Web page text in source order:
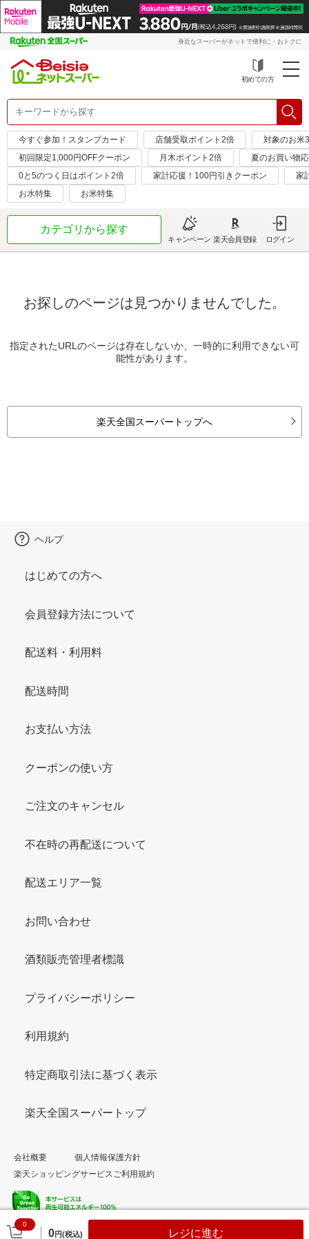
身近なスーパーがネットで便利に・おトクに
初めての方
今すぐ参加！スタンプカード 店舗受取ポイント2倍
対象のお米
初回限定1,000円OFFクーポン
月木ポイント2倍
夏のお買い物
0と5のつく日はポイント2倍
家計応援！100円引きクーポン
家
お水特集
お米特集
カテゴリから探す
キャンペーン 楽天会員登録 ログイン
お探しのページは見つかりませんでした。
指定されたURLのページは存在しないか、一時的に利用できない可
能性があります。
楽天全国スーパートップへ
0
0円(税込) レジに進む
ヘルプ
はじめての方へ
会員登録方法について
配送料・利用料
配送時間
お支払い方法
クーポンの使い方
ご注文のキャンセル
不在時の再配送について
配送エリア一覧
お問い合わせ
酒類販売管理者標識
プライバシーポリシー
利用規約
特定商取引法に基づく表示
楽天全国スーパートップ
会社概要
個人情報保護方針
楽天ショッピングサービスご利用規約
© Rakuten Group, Inc.